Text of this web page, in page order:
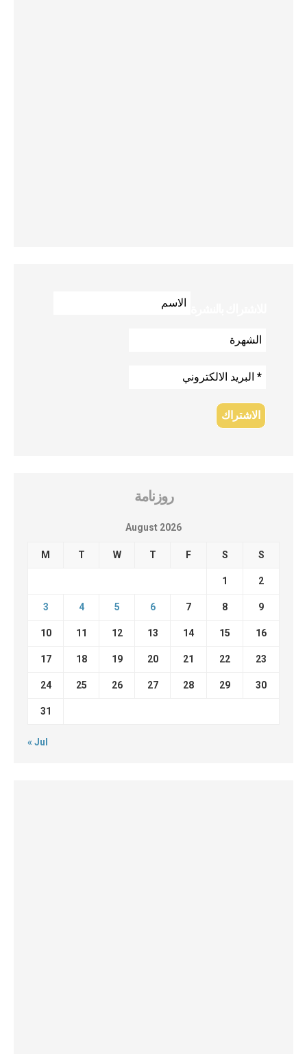
روزنامة
August 2026
M T W T F S S
1 2
3 4 5 6 7 8 9
10 11 12 13 14 15 16
17 18 19 20 21 22 23
24 25 26 27 28 29 30
31
« Jul